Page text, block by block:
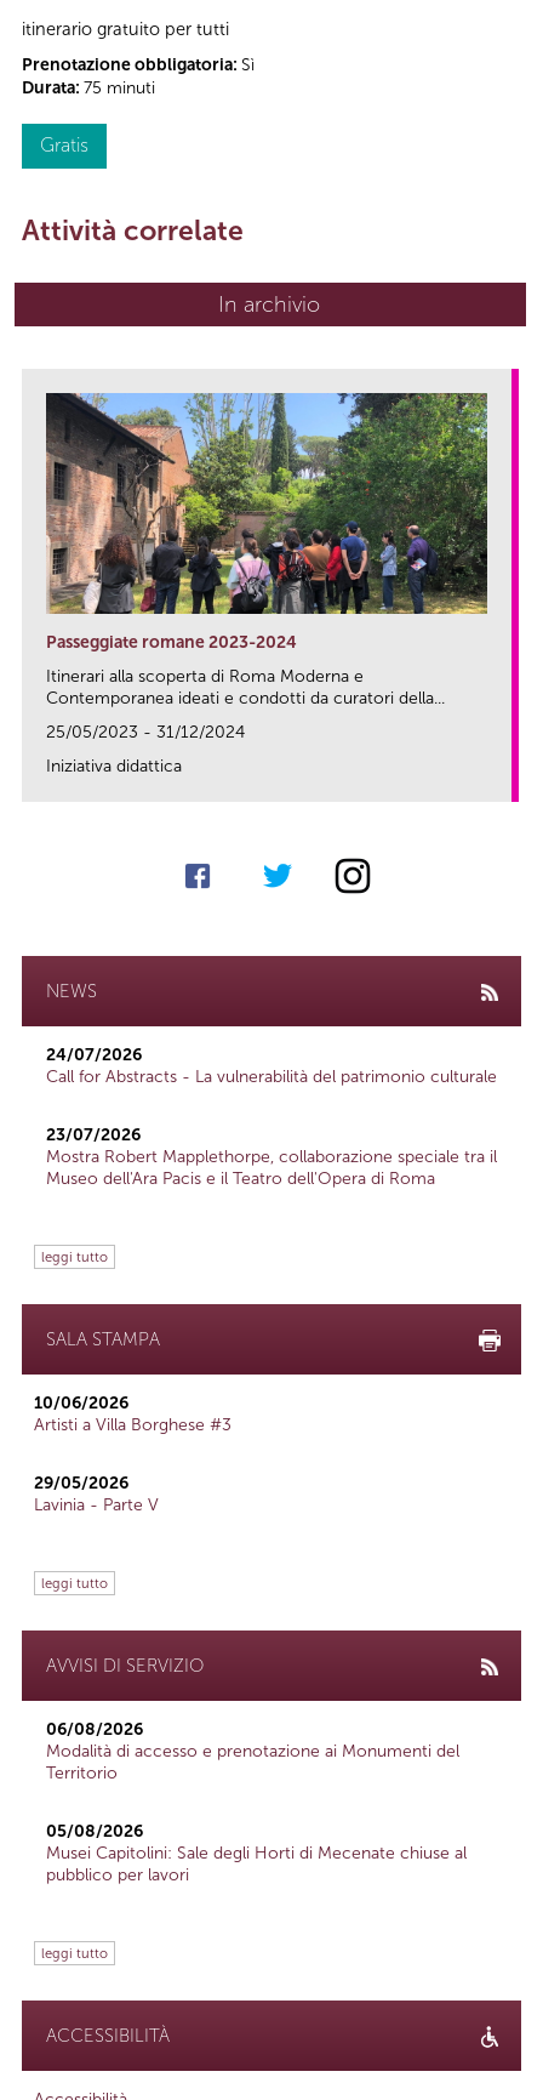
itinerario gratuito per tutti
Prenotazione obbligatoria: Sì
Durata: 75 minuti
Gratis
Attività correlate
In archivio
Passeggiate romane 2023-2024
Itinerari alla scoperta di Roma Moderna e
Contemporanea ideati e condotti da curatori della...
25/05/2023 - 31/12/2024
Iniziativa didattica
NEWS
24/07/2026
Call for Abstracts - La vulnerabilità del patrimonio culturale
23/07/2026
Mostra Robert Mapplethorpe, collaborazione speciale tra il
Museo dell'Ara Pacis e il Teatro dell'Opera di Roma
leggi tutto
SALA STAMPA
10/06/2026
Artisti a Villa Borghese #3
29/05/2026
Lavinia - Parte V
leggi tutto
AVVISI DI SERVIZIO
06/08/2026
Modalità di accesso e prenotazione ai Monumenti del
Territorio
05/08/2026
Musei Capitolini: Sale degli Horti di Mecenate chiuse al
pubblico per lavori
leggi tutto
ACCESSIBILITÀ